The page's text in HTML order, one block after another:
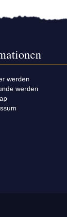
werden
werden